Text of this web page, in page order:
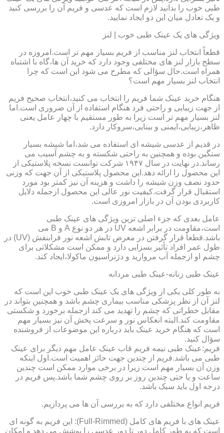
طبی خوب را بدانید لازم است که عدسی و فریم آن را بررسی کنید
و یک تعادل میان این دو ایجاد نمایید.
ویژگی های یک عینک طبی خوب | لنز
قطعاً انتخاب لنز مناسب از فریم بسیار مهم تر است.امروزه در
سطح بازار لنز های مختلفی وجود دارد که خرید آن ها،گاه با اشتباه
همراه است.حال سؤالی که مطرح می شود این است که چرا
انتخاب لنز بسیار مهم است؟
هنگام خرید عینک شما فریم را انتخاب می کنید،انتخاب صحیح فریم
از جهت زیبایی و راحتی فرد هنگام استفاده از آن ضروری است.اما
لنز بسیار مهم تر است زیرا به طور مستقیم با چهار عامل یعنی
ظاهر،زیبایی،ایمنی و بینایی،سروکار دارد.
در قدیم از عدسی شیشه ای استفاده می شد،اما شیشه بسیار
سنگین بوده و همچنین به راحتی شکسته و به چشم آسیب می
رساند.در نهایت در سال ۱۹۴۷ شرکت توانست نسخه پلاستیکی از
این محصول را ارائه دهد.این محصول پلاستیکی از آن جهت که وزنی
حدود نصف وزن شیشه را داشت و هزینه آن نیز کمتر بود مورد
استقبال قرار گرفت.کیفیت نور عالی این محصول ازجمله دلایل
کاربردی بودن آن در بازار امروزی است.
عامل بعدی که جزء اصلی ترین ویژگی های عینک طبی
است،مقاومت در برابر اشعه UV در هر دو نوع A و B می
باشد.قطعاً قرار گرفتن در معرض تابش اشعه نور فرابنفش (UV) در
طول عمر افراد تأثیر بسزایی دارد و ممکن است مشکلاتی برای
چشم او ازجمله آب مروارید و دژنراسیون ماکولا،ایجاد کند.
عینک طبی زنانه-عینک طبی مردانه
به طور کلی یکی از ویژگی های یک عینک طبی خوب این است که
لنز آن از نظر پزشکی مناسب بیماری چشم باشد و همچنین بتواند در
مقابل خطراتی که چشم را تهدید می کند ازجمله برخورد و شکستی
مقاومت کند.البته انعکاس نور و سرعت پخش آن نیز بسیار مهم
است که هنگام خرید عینک باید درباره این موضوعات از فروشنده
سؤال کنید.
فریم:عینک طبی نیمه فریم قاب عینک عامل مهم دیگر برای عینک
طبی می باشد.فریم از چندین جهت حائز اهمیت است.اول اینکه
وزن آن بسیار مهم است زیرا در برخی موارد ممکن است چندین
ساعت و یا حتی چندین روز بر روی چشم شما باشد.پس فریم در
درجه اول باید سبک باشد.
فریم انواع مختلفی دارد که به بررسی آن ها می پردازیم.
عینک های با فریم های کامل (Full-Rimmed): این فریم به گونه ای
است که به طور کامل دور تا دور عدسی را پوشش می دهد و امکان